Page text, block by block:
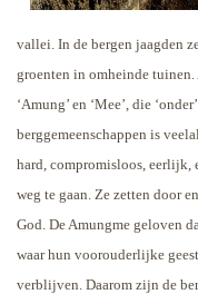
vallei. In de bergen jaagden
groenten in omheinde
‘Amung’ en ‘Mee’, die
berggemeenschappen is
hard, compromisloos, eerlijk,
weg te gaan. Ze zetten door
God. De Amungme geloven
waar hun voorouderlijke
verblijven. Daarom zijn de